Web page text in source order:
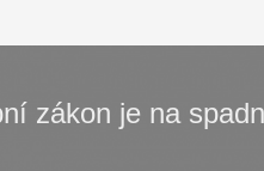
zákon je na